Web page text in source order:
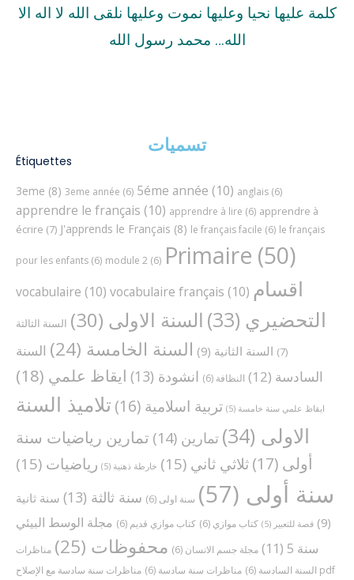
كلمة عليها نحيا وعليها نموت وعليها نلقى الله لا اله الا
الله… محمد رسول الله
تسميات
Étiquettes
3eme (8) 3eme année (6) 5éme année (10) anglais (6)
apprendre le français (10) apprendre à lire (6) apprendre à
écrire (7) J'apprends le Français (8) le français facile (6) le français
pour les enfants (6) module 2 (6) Primaire (50)
vocabulaire (10) vocabulaire français (10) اقسام
التحضيري (33) السنة الاولى (30)
السنة الثالثة
(7)
السنة الثانية (9) السنة الخامسة (24)
السنة
السادسة (12) النظافة (6) انشودة (13) ايقاظ علمي (18)
ايقاظ علمي سنة خامسة (5) تربية اسلامية (16)
تلاميذ السنة
الاولى (34) تمارين (14)
تمارين رياضيات سنة
أولى (17) ثلاثي ثاني (15) خارطة ذهنية (5) رياضيات (15)
سنة أولى (57) سنة اولى (6) سنة ثالثة (13)
سنة ثانية
(9)
قصة للتعبير (5) كتاب موازي (6) كتاب موازي قديم (6)
مجلة الوسط البيئي
سنة 5
(11) مجلة جسم الانسان (6) محفوظات (25)
مناظرات
السنة السادسة (6) مناظرات سنة سادسة (6)
مناظرات سنة سادسة مع الإصلاح pdf